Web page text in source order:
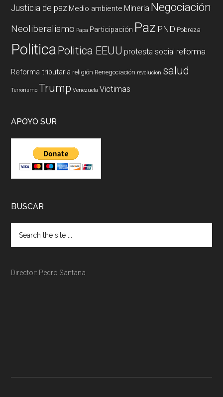
Justicia de paz Medio ambiente Mineria Negociación
Neoliberalismo Papa Participación Paz PND Pobreza
PoliticaPolitica EEUU protesta social reforma
Reforma tributaria religión Renegociación revolucion salud
Terrorismo Trump Venezuela Victimas
APOYO SUR
BUSCAR
Director: Pedro Santana